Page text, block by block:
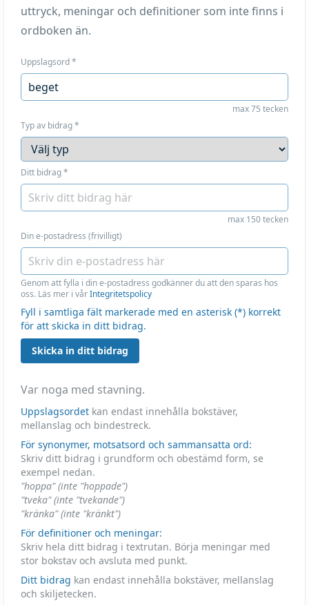
uttryck, meningar och definitioner som inte finns i
ordboken än.
Uppslagsord*
max 75 tecken
Typ av bidrag*
Ditt bidrag*
max 150 tecken
Din e-postadress (frivilligt)
Genom att fylla i din e-postadress godkänner du att den sparas hos
oss. Läs mer i vårIntegritetspolicy
Fyll i samtliga fält markerade med en asterisk (*) korrekt
för att skicka in ditt bidrag.
Skicka in ditt bidrag
Var noga med stavning.
Uppslagsordet kan endast innehålla bokstäver,
mellanslag och bindestreck.
För synonymer, motsatsord och sammansatta ord:
Skriv ditt bidrag i grundform och obestämd form, se
exempel nedan.
"hoppa" (inte "hoppade")
"tveka" (inte "tvekande")
"kränka" (inte "kränkt")
För definitioner och meningar:
Skriv hela ditt bidrag i textrutan. Börja meningar med
stor bokstav och avsluta med punkt.
Ditt bidrag kan endast innehålla bokstäver, mellanslag
och skiljetecken.